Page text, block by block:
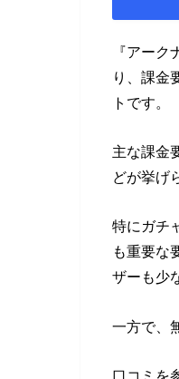
『アー
り、課金
トです。
主な課金
どが挙げ
特にガチ
も重要な
ザーも少
一方で、
口コミを